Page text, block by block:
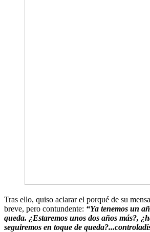
Tras ello, quiso aclarar el porqué de su
breve, pero contundente: “Ya tenemos un
queda. ¿Estaremos unos dos años más?,
seguiremos en toque de